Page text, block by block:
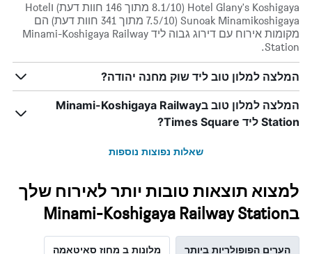
Hotel Glany's Koshigaya (8.1/10 מתוך 146 חוות דעת) וHotel
Sunoak Minamikoshigaya (7.5/10 מתוך 341 חוות דעת) הם
מקומות אירוח עם דירוג גבוה ליד Minami-Koshigaya Railway
Station.
המלצה למלון טוב ליד שוק מחנה יהודה?
המלצה למלון טוב בMinami-Koshigaya Railway
Station ליד Times Square?
שאלות נפוצות נוספות
למצוא תוצאות טובות יותר לאירוח שלך
בMinami-Koshigaya Railway Station
הערים הפופולריות ביותר מלונות ב מחוז סאיטאמה